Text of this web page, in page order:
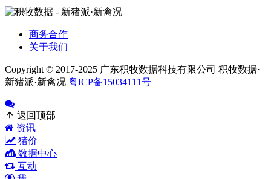
商务合作
关于我们
Copyright © 2017-2025 广东积牧数据科技有限公司 积牧数据·
新猪派·新禽况 粤ICP备15034111号
返回顶部
资讯
猪价
数据中心
互动